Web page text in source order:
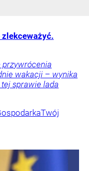
wakacji – wynika
tej sprawie lada
Twój